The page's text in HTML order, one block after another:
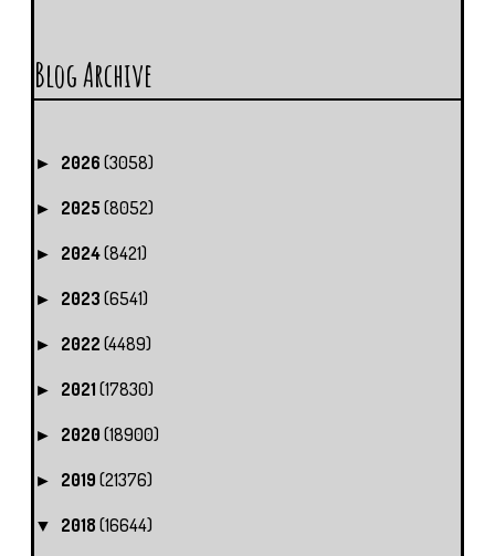
Blog Archive
► 2026 (3058)
► 2025 (8052)
► 2024(8421)
► 2023 (6541)
► 2022 (4489)
► 2021 (17830)
► 2020 (18900)
► 2019 (21376)
▼ 2018 (16644)